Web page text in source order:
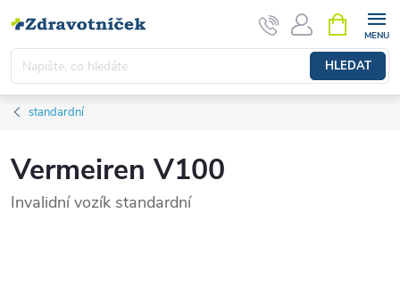
HLEDAT
standardní
Vermeiren V100
Invalidní vozík standardní